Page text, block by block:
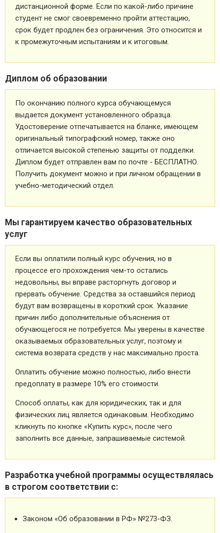
дистанционной форме. Если по какой-либо причине
студент не смог своевременно пройти аттестацию,
срок будет продлен без ограничения. Это относится и
к промежуточным испытаниям и к итоговым.
Диплом об образовании
По окончанию полного курса обучающемуся
выдается документ установленного образца.
Удостоверение отпечатывается на бланке, имеющем
оригинальный типографский номер, также оно
отличается высокой степенью защиты от подделки.
Диплом будет отправлен вам по почте - БЕСПЛАТНО.
Получить документ можно и при личном обращении в
учебно-методический отдел.
Мы гарантируем качество образовательных
услуг
Если вы оплатили полный курс обучения, но в
процессе его прохождения чем-то остались
недовольны, вы вправе расторгнуть договор и
прервать обучение. Средства за оставшийся период
будут вам возвращены в короткий срок. Указание
причин либо дополнительные объяснения от
обучающегося не потребуется. Мы уверены в качестве
оказываемых образовательных услуг, поэтому и
система возврата средств у нас максимально проста.
Оплатить обучение можно полностью, либо внести
предоплату в размере 10% его стоимости.
Способ оплаты, как для юридических, так и для
физических лиц является одинаковым. Необходимо
кликнуть по кнопке «Купить курс», после чего
заполнить все данные, запрашиваемые системой.
Разработка учебной программы осуществлялась
в строгом соответствии с:
Законом «Об образовании в РФ» №273-ФЗ.